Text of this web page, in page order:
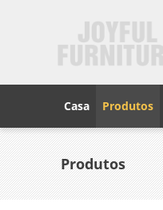
Casa Produtos
Produtos